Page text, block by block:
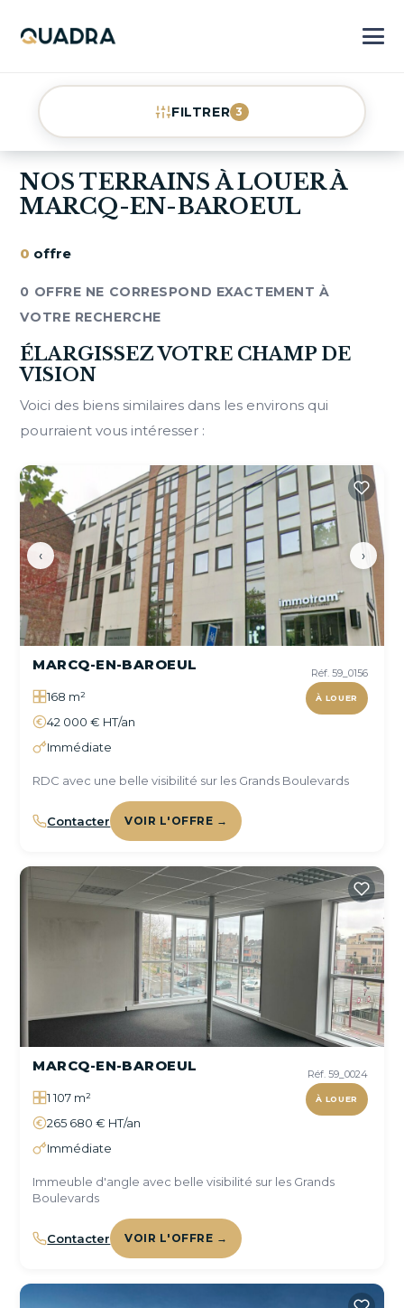
FILTRER 3
NOS TERRAINS À LOUER À
MARCQ-EN-BAROEUL
0 offre
0 OFFRE NE CORRESPOND EXACTEMENT À
VOTRE RECHERCHE
ÉLARGISSEZ VOTRE CHAMP DE
VISION
Voici des biens similaires dans les environs qui
pourraient vous intéresser :
‹ ›
Réf. 59_0156
À LOUER
MARCQ-EN-BAROEUL
168 m²
42 000 € HT/an
Immédiate
RDC avec une belle visibilité sur les Grands Boulevards
Contacter VOIR L'OFFRE →
Réf. 59_0024
À LOUER
MARCQ-EN-BAROEUL
1 107 m²
265 680 € HT/an
Immédiate
Immeuble d'angle avec belle visibilité sur les Grands
Boulevards
Contacter VOIR L'OFFRE →